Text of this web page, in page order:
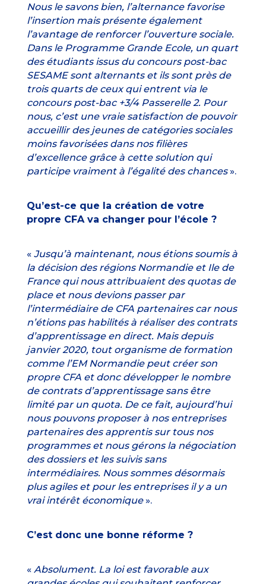
Nous le savons bien, l’alternance favorise
l’insertion mais présente également
l’avantage de renforcer l’ouverture sociale.
Dans le Programme Grande Ecole, un quart
des étudiants issus du concours post-bac
SESAME sont alternants et ils sont près de
trois quarts de ceux qui entrent via le
concours post-bac +3/4 Passerelle 2. Pour
nous, c’est une vraie satisfaction de pouvoir
accueillir des jeunes de catégories sociales
moins favorisées dans nos filières
d’excellence grâce à cette solution qui
participe vraiment à l’égalité des chances».
Qu’est-ce que la création de votre
propre CFA va changer pour l’école ?
« Jusqu’à maintenant, nous étions soumis à
la décision des régions Normandie et Ile de
France qui nous attribuaient des quotas de
place et nous devions passer par
l’intermédiaire de CFA partenaires car nous
n’étions pas habilités à réaliser des contrats
d’apprentissage en direct. Mais depuis
janvier 2020, tout organisme de formation
comme l’EM Normandie peut créer son
propre CFA et donc développer le nombre
de contrats d’apprentissage sans être
limité par un quota. De ce fait, aujourd’hui
nous pouvons proposer à nos entreprises
partenaires des apprentis sur tous nos
programmes et nous gérons la négociation
des dossiers et les suivis sans
intermédiaires. Nous sommes désormais
plus agiles et pour les entreprises il y a un
vrai intérêt économique».
C’est donc une bonne réforme ?
« Absolument. La loi est favorable aux